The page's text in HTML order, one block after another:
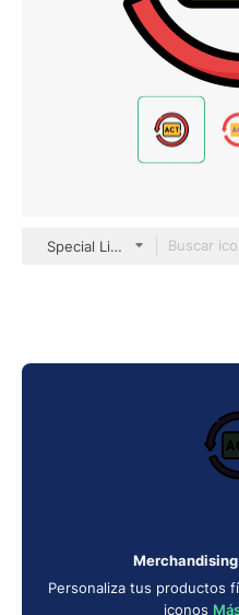
Special Lineal color
Personaliza tus productos
iconos